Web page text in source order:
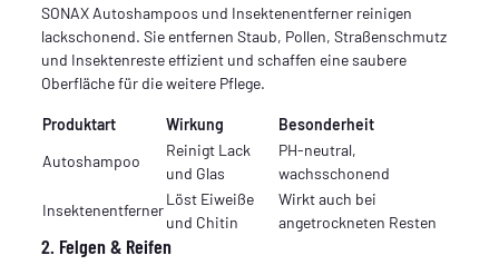
SONAX Autoshampoos und Insektenentferner reinigen
lackschonend. Sie entfernen Staub, Pollen, Straßenschmutz
und Insektenreste effizient und schaffen eine saubere
Oberfläche für die weitere Pflege.
Produktart Wirkung
Besonderheit
Autoshampoo
Reinigt Lack
und Glas
PH-neutral,
wachsschonend
Insektenentferner
Löst Eiweiße
und Chitin
Wirkt auch bei
angetrockneten Resten
2. Felgen & Reifen